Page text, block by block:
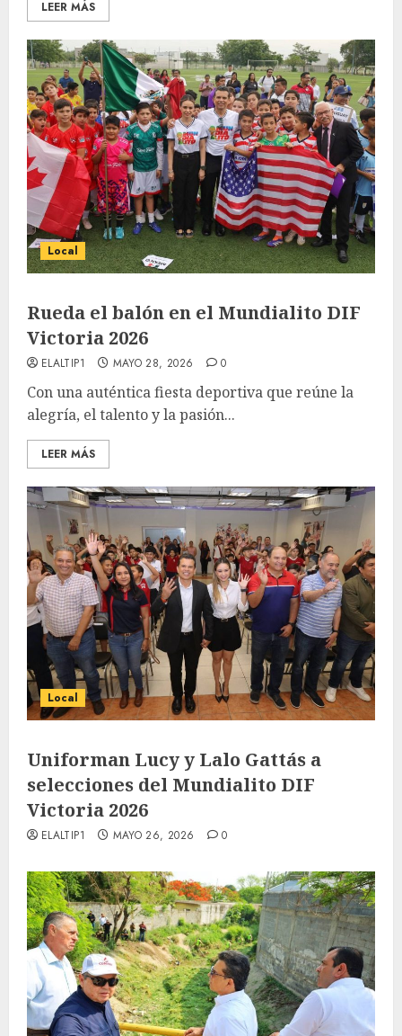
LEER MÁS
Local
Rueda el balón en el Mundialito DIF
Victoria 2026
ELALTIP1 MAYO 28, 2026 0
Con una auténtica fiesta deportiva que reúne la
alegría, el talento y la pasión...
LEER MÁS
Local
Uniforman Lucy y Lalo Gattás a
selecciones del Mundialito DIF
Victoria 2026
ELALTIP1 MAYO 26, 2026 0